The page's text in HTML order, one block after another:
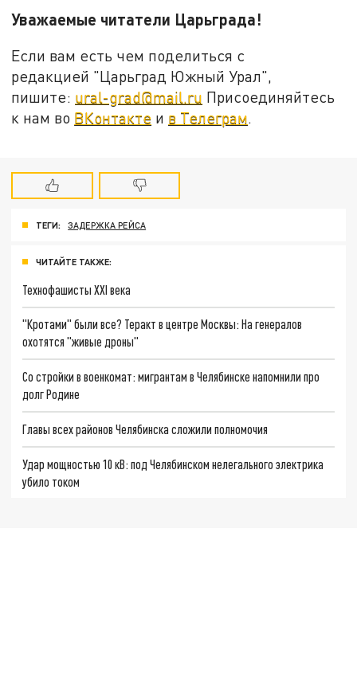
Уважаемые читатели Царьграда!
Если вам есть чем поделиться с
редакцией "Царьград Южный Урал",
пишите: ural-grad@mail.ru Присоединяйтесь
к нам во ВКонтакте и в Телеграм.
ТЕГИ: ЗАДЕРЖКА РЕЙСА
ЧИТАЙТЕ ТАКЖЕ:
Технофашисты XXI века
"Кротами" были все? Теракт в центре Москвы: На генералов
охотятся "живые дроны"
Со стройки в военкомат: мигрантам в Челябинске напомнили про
долг Родине
Главы всех районов Челябинска сложили полномочия
Удар мощностью 10 кВ: под Челябинском нелегального электрика
убило током